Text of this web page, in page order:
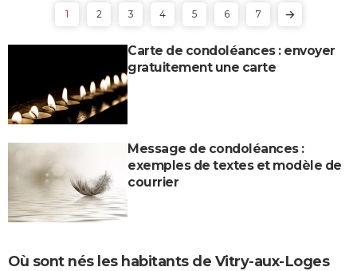
1 2 3 4 5 6 7
Carte de condoléances : envoyer
gratuitement une carte
Message de condoléances :
exemples de textes et modèle de
courrier
Où sont nés les habitants de Vitry-aux-Loges